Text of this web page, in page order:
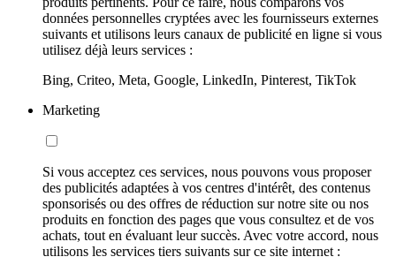
données personnelles cryptées avec les fournisseurs externes
suivants et utilisons leurs canaux de publicité en ligne si vous
utilisez déjà leurs services :
Bing, Criteo, Meta, Google, LinkedIn, Pinterest, TikTok
Marketing
Si vous acceptez ces services, nous pouvons vous proposer
des publicités adaptées à vos centres d'intérêt, des contenus
sponsorisés ou des offres de réduction sur notre site ou nos
produits en fonction des pages que vous consultez et de vos
achats, tout en évaluant leur succès. Avec votre accord, nous
utilisons les services tiers suivants sur ce site internet :